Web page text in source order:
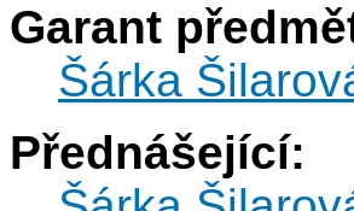
Garant
Šárka
Přednášející: